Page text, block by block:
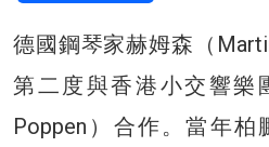
德國鋼琴家赫姆森（
第二度與香港小交響樂
Poppen）合作。當年